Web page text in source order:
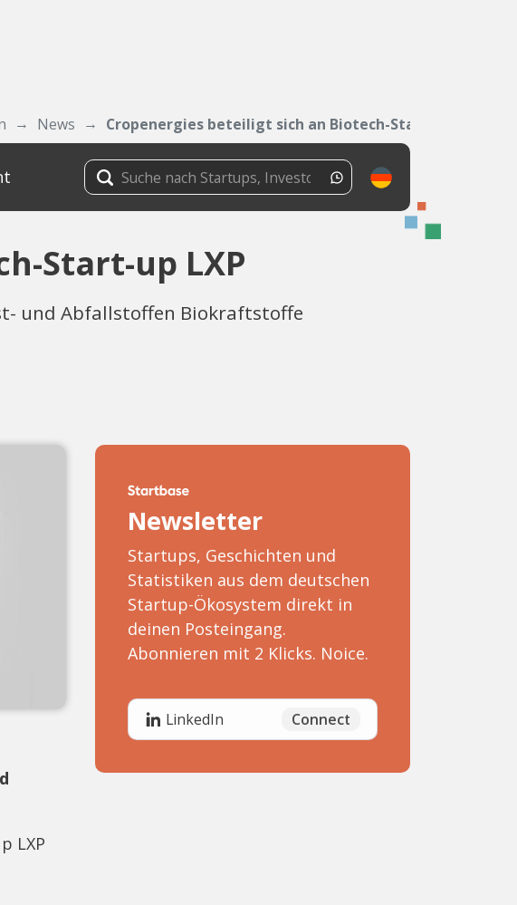
News Cropenergies beteiligt sich an Biotech-Start-up...
Start-up LXP
und Abfallstoffen Biokraftstoffe
LXP
Newsletter
Startups, Geschichten und
Statistiken aus dem deutschen
Startup-Ökosystem direkt in
deinen Posteingang.
Abonnieren mit 2 Klicks. Noice.
LinkedIn Connect